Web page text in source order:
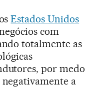
Estados Unidos
com
totalmente as
por medo
a